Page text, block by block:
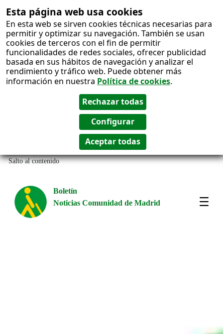
Esta página web usa cookies
En esta web se sirven cookies técnicas necesarias para
permitir y optimizar su navegación. También se usan
cookies de terceros con el fin de permitir
funcionalidades de redes sociales, ofrecer publicidad
basada en sus hábitos de navegación y analizar el
rendimiento y tráfico web. Puede obtener más
información en nuestra Política de cookies.
Salto al contenido
Boletín
Noticias Comunidad de Madrid